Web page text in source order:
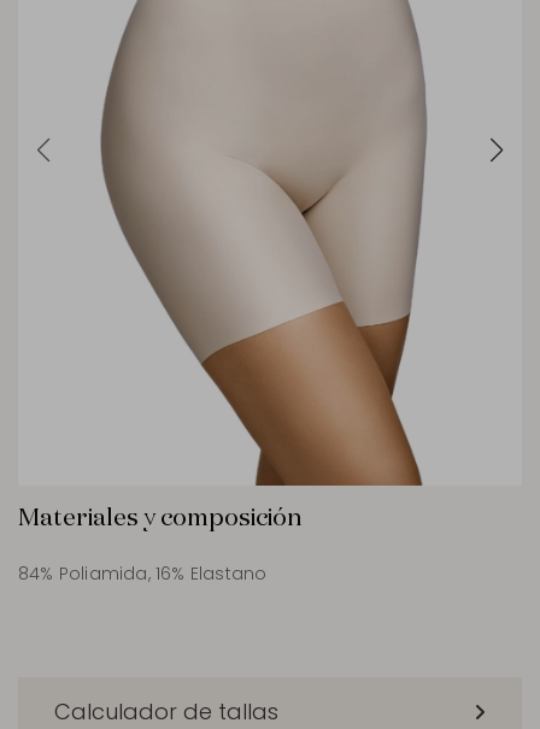
Materiales y composición
84% Poliamida, 16% Elastano
Calculador de tallas